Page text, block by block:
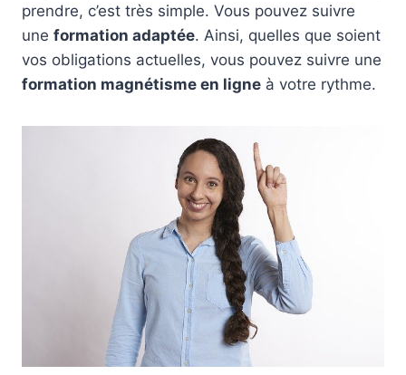
prendre, c’est très simple. Vous pouvez suivre
une formation adaptée. Ainsi, quelles que soient
vos obligations actuelles, vous pouvez suivre une
formation magnétisme en ligne à votre rythme.